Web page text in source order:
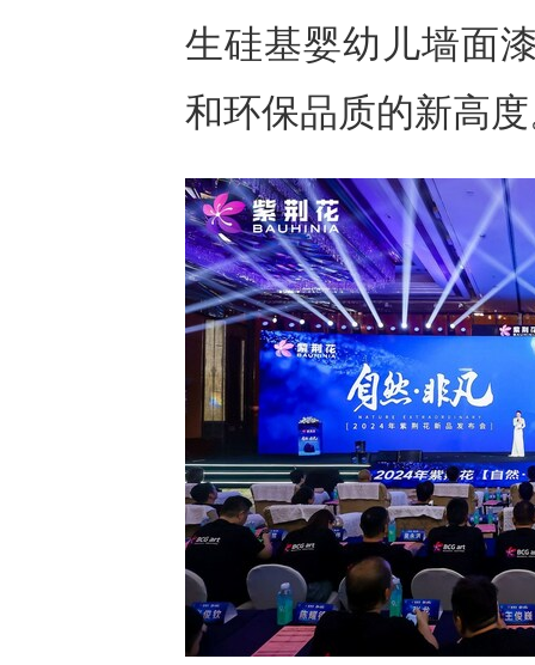
生硅基婴幼儿墙面
和环保品质的新高